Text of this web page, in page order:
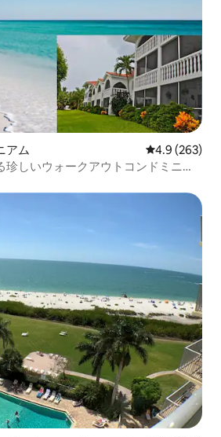
アム レビュー263
4.9 (263)
しいウォークアウトコンドミニア
です。